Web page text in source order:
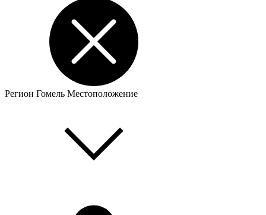
Регион Гомель Местоположение